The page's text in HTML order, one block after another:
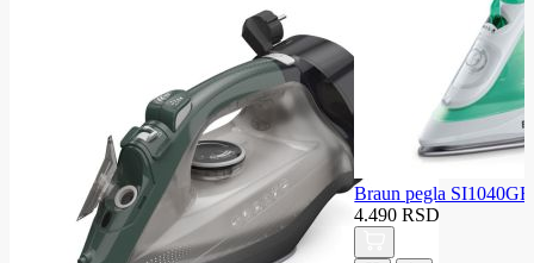
Braun pegla SI1040GR
4.490 RSD